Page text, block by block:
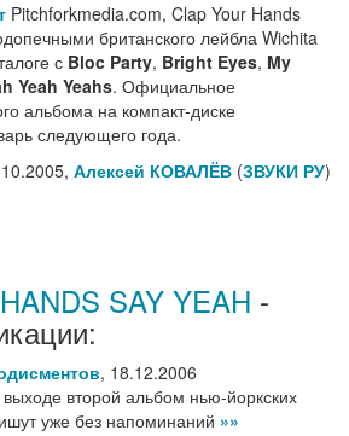
Pitchforkmedia.com, Clap Your Hands
британского лейбла Wichita
с Bloc Party, Bright Eyes, My
Yeah Yeahs. Официальное
альбома на компакт-диске
следующего года.
Алексей КОВАЛЁВ (ЗВУКИ РУ)
SAY YEAH -
, 18.12.2006
второй альбом нью-йоркских
уже без напоминаний »»